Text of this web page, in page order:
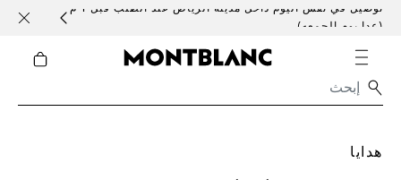
توصيل في نفس اليوم داخل مدينة الرياض عند الطلب قبل 1 م
(عدا يوم الجمعه)
هدايا